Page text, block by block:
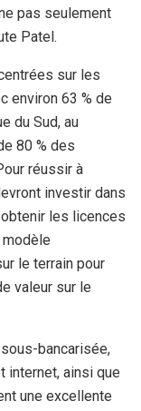
pas seulement
Patel.
sur les
environ 63 % de
du Sud, au
80 % des
réussir à
investir dans
les licences
le terrain pour
valeur sur le
bancarisée,
internet, ainsi que
une excellente